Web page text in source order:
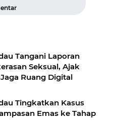
Tangani Laporan
Seksual, Ajak
Ruang Digital
Tingkatkan Kasus
Emas ke Tahap